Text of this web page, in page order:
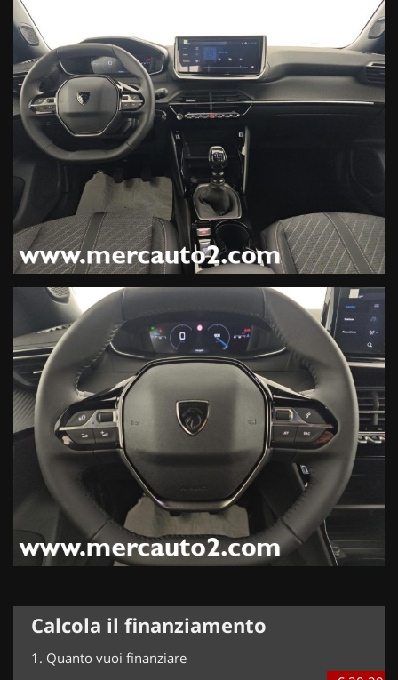
Calcola il finanziamento
1. Quanto vuoi finanziare